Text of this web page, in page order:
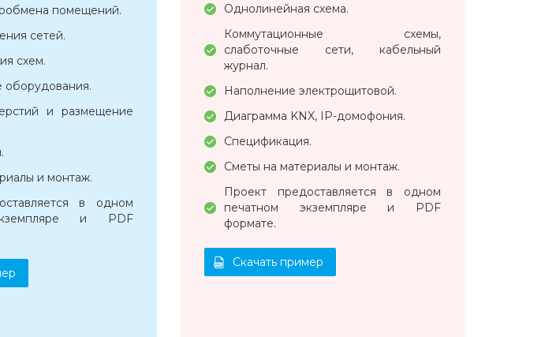
помещений.
сетей.
схем.
оборудования.
и размещение
и монтаж.
в одном
и PDF
Однолинейная схема.
Коммутационные схемы,
слаботочные сети, кабельный
журнал.
Наполнение электрощитовой.
Диаграмма KNX, IP-домофония.
Спецификация.
Сметы на материалы и монтаж.
Проект предоставляется в одном
печатном экземпляре и PDF
формате.
Скачать пример